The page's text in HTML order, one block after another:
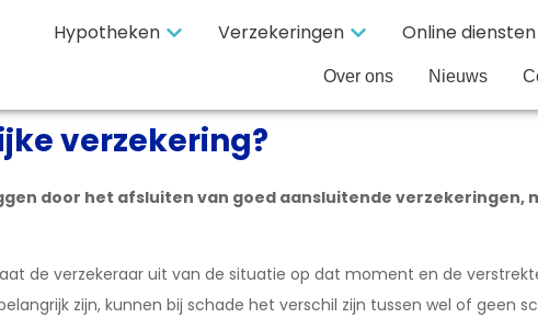
Hypotheken Verzekeringen Online diensten
Over ons Nieuws
verzekering?
door het afsluiten van goed aansluitende
de verzekeraar uit van de situatie op dat moment en de
zijn, kunnen bij schade het verschil zijn tussen wel of geen